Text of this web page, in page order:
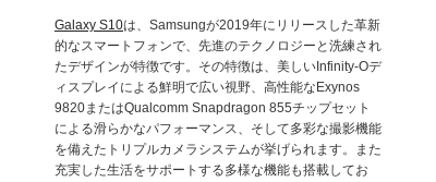
Galaxy S10は、Samsungが2019年にリリースした革新
的なスマートフォンで、先進のテクノロジーと洗練され
たデザインが特徴です。その特徴は、美しいInfinity-Oデ
ィスプレイによる鮮明で広い視野、高性能なExynos
9820またはQualcomm Snapdragon 855チップセット
による滑らかなパフォーマンス、そして多彩な撮影機能
を備えたトリプルカメラシステムが挙げられます。また
充実した生活をサポートする多様な機能も搭載してお